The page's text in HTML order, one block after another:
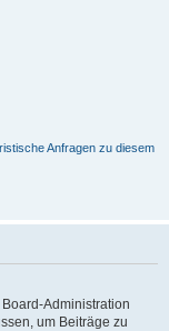
Anfragen zu diesem
Administration
um Beiträge zu